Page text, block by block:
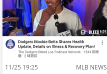
11/25 19:25 MLB NEWS